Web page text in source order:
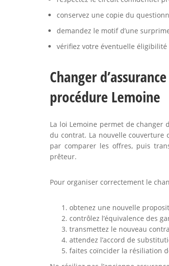
conservez une copie du
demandez le motif d’une
vérifiez votre éventuelle éligibilité
Changer
procédure Lemoine
La loi Lemoine permet de changer
du contrat. La nouvelle couverture
par comparer les offres, puis
prêteur.
Pour organiser correctement le
obtenez une nouvelle
contrôlez l’équivalence des
transmettez le nouveau
attendez l’accord de
faites coïncider la résiliation